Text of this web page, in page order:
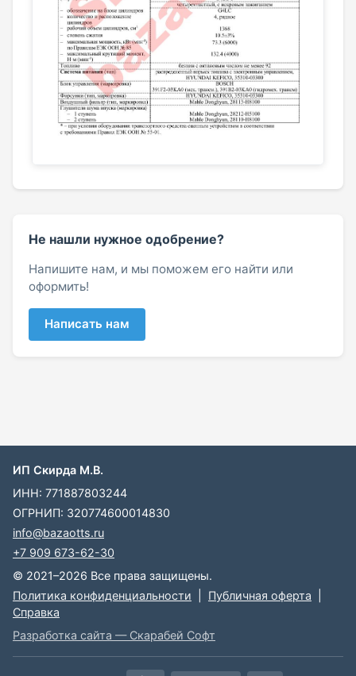
Не нашли нужное одобрение?
Напишите нам, и мы поможем его найти или
оформить!
Написать нам
ИП Скирда М.В.
ИНН: 771887803244
ОГРНИП: 320774600014830
info@bazaotts.ru
+7 909 673-62-30
© 2021–2026 Все права защищены.
Политика конфиденциальности
Публичная оферта
Справка
Разработка сайта — Скарабей Софт